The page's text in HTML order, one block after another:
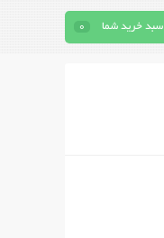
سبد خرید شما 0